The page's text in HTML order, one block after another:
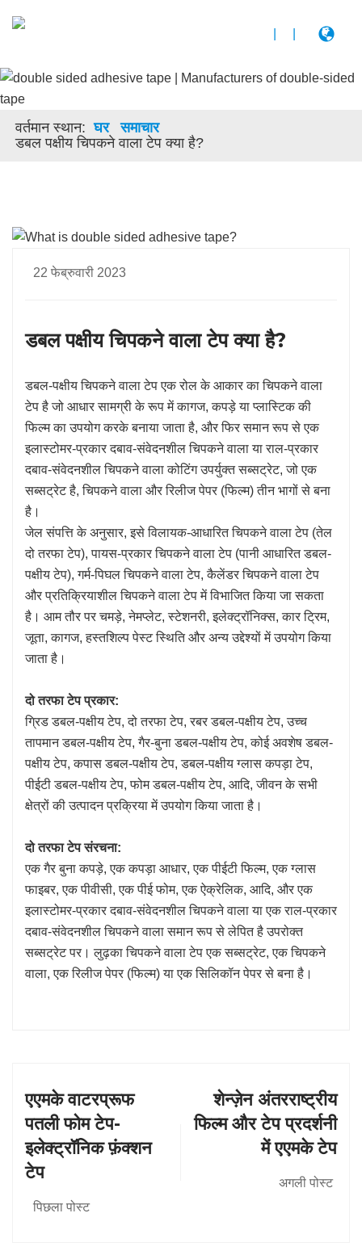
वर्तमान स्थान: घर
समाचार
डबल पक्षीय चिपकने वाला टेप क्या है?
22 फेब्रुवारी 2023
डबल पक्षीय चिपकने वाला टेप क्या है?
डबल-पक्षीय चिपकने वाला टेप एक रोल के आकार का चिपकने वाला
टेप है जो आधार सामग्री के रूप में कागज, कपड़े या प्लास्टिक की
फिल्म का उपयोग करके बनाया जाता है, और फिर समान रूप से एक
इलास्टोमर-प्रकार दबाव-संवेदनशील चिपकने वाला या राल-प्रकार
दबाव-संवेदनशील चिपकने वाला कोटिंग उपर्युक्त सब्सट्रेट, जो एक
सब्सट्रेट है, चिपकने वाला और रिलीज पेपर (फिल्म) तीन भागों से बना
है।
जेल संपत्ति के अनुसार, इसे विलायक-आधारित चिपकने वाला टेप (तेल
दो तरफा टेप), पायस-प्रकार चिपकने वाला टेप (पानी आधारित डबल-
पक्षीय टेप), गर्म-पिघल चिपकने वाला टेप, कैलेंडर चिपकने वाला टेप
और प्रतिक्रियाशील चिपकने वाला टेप में विभाजित किया जा सकता
है। आम तौर पर चमड़े, नेमप्लेट, स्टेशनरी, इलेक्ट्रॉनिक्स, कार ट्रिम,
जूता, कागज, हस्तशिल्प पेस्ट स्थिति और अन्य उद्देश्यों में उपयोग किया
जाता है।
दो तरफा टेप प्रकार:
ग्रिड डबल-पक्षीय टेप, दो तरफा टेप, रबर डबल-पक्षीय टेप, उच्च
तापमान डबल-पक्षीय टेप, गैर-बुना डबल-पक्षीय टेप, कोई अवशेष डबल-
पक्षीय टेप, कपास डबल-पक्षीय टेप, डबल-पक्षीय ग्लास कपड़ा टेप,
पीईटी डबल-पक्षीय टेप, फोम डबल-पक्षीय टेप, आदि, जीवन के सभी
क्षेत्रों की उत्पादन प्रक्रिया में उपयोग किया जाता है।
दो तरफा टेप संरचना:
एक गैर बुना कपड़े, एक कपड़ा आधार, एक पीईटी फिल्म, एक ग्लास
फाइबर, एक पीवीसी, एक पीई फोम, एक ऐक्रेलिक, आदि, और एक
इलास्टोमर-प्रकार दबाव-संवेदनशील चिपकने वाला या एक राल-प्रकार
दबाव-संवेदनशील चिपकने वाला समान रूप से लेपित है उपरोक्त
सब्सट्रेट पर। लुढ़का चिपकने वाला टेप एक सब्सट्रेट, एक चिपकने
वाला, एक रिलीज पेपर (फिल्म) या एक सिलिकॉन पेपर से बना है।
एएमके वाटरप्रूफ
पतली फोम टेप-
इलेक्ट्रॉनिक फ़ंक्शन
टेप
पिछला पोस्ट
शेन्ज़ेन अंतरराष्ट्रीय
फिल्म और टेप प्रदर्शनी
में एएमके टेप
अगली पोस्ट